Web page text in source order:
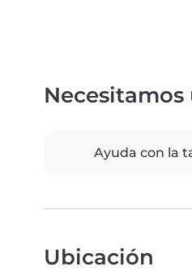
Ayuda con la
Ubicación